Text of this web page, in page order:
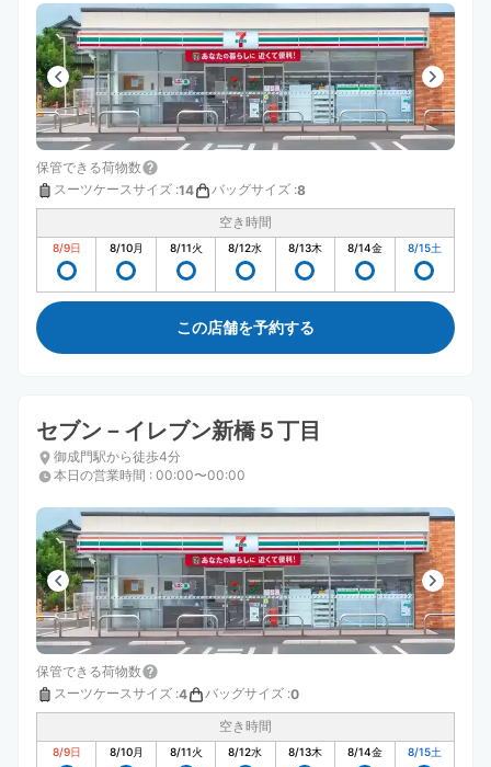
保管できる荷物数
スーツケースサイズ :14 バッグサイズ :8
空き時間
8/9日 8/10月 8/11火 8/12水 8/13木 8/14金 8/15土
この店舗を予約する
セブン－イレブン新橋５丁目
御成門駅から徒歩4分
本日の営業時間 : 00:00〜00:00
保管できる荷物数
スーツケースサイズ :4 バッグサイズ :0
空き時間
8/9日 8/10月 8/11火 8/12水 8/13木 8/14金 8/15土